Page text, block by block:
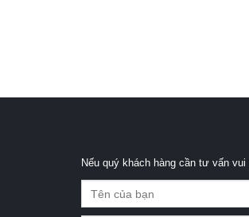
Nếu quý khách hàng cần tư vấn